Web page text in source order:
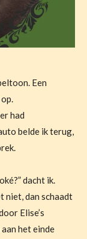
Een
had
belde ik terug,
dacht ik.
niet, dan schaadt
Elise’s
het einde